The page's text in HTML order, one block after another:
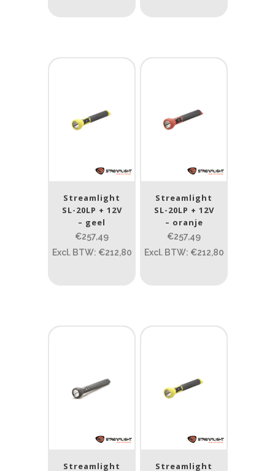
Streamlight
SL-20LP + 12V
– geel
€257,49
Excl. BTW: €212,80
Streamlight
SL-20LP + 12V
– oranje
€257,49
Excl. BTW: €212,80
Streamlight
Streamlight